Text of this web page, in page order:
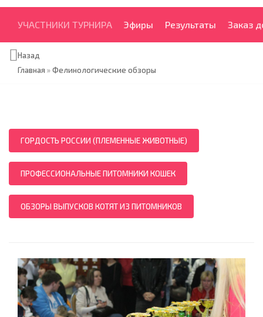
УЧАСТНИКИ ТУРНИРА Эфиры Результаты Заказ
Назад
Главная »Фелинологические обзоры
ГОРДОСТЬ РОССИИ (ПЛЕМЕННЫЕ ЖИВОТНЫЕ)
ПРОФЕССИОНАЛЬНЫЕ ПИТОМНИКИ КОШЕК
ОБЗОРЫ ВЫПУСКОВ КОТЯТ ИЗ ПИТОМНИКОВ